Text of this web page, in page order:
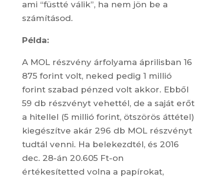
ami “füstté válik”, ha nem jön be a
számításod.
Példa:
A MOL részvény árfolyama áprilisban 16
875 forint volt, neked pedig 1 millió
forint szabad pénzed volt akkor. Ebből
59 db részvényt vehettél, de a saját erőt
a hitellel (5 millió forint, ötszörös áttétel)
kiegészítve akár 296 db MOL részvényt
tudtál venni. Ha belekezdtél, és 2016
dec. 28-án 20.605 Ft-on
értékesítetted volna a papírokat,